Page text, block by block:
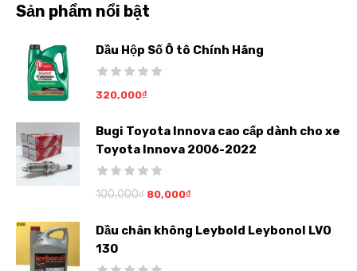
Sản phẩm nổi bật
Dầu Hộp Số Ô tô Chính Hãng
320,000₫
Bugi Toyota Innova cao cấp dành cho xe
Toyota Innova 2006-2022
100,000₫ 80,000₫
Dầu chân không Leybold Leybonol LVO
130